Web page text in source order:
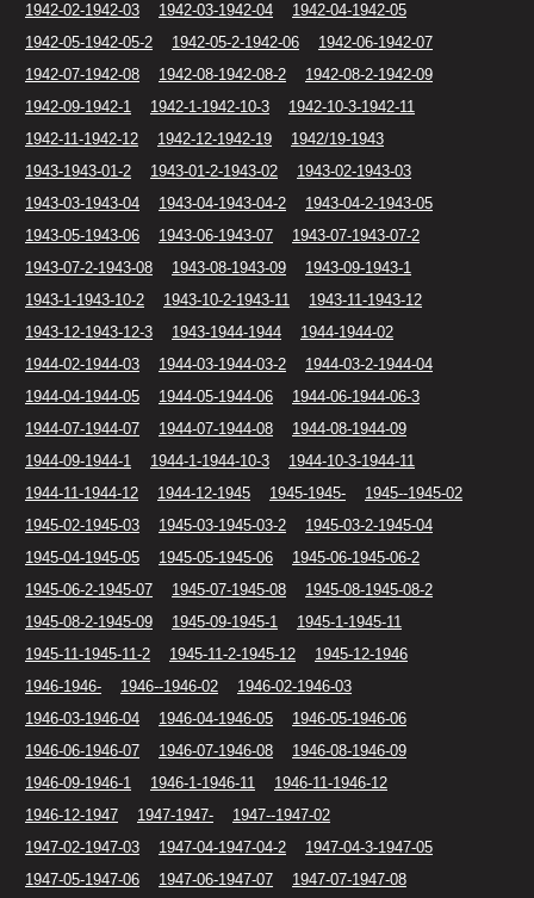
1942-02-1942-03
1942-03-1942-04
1942-04-1942-05
1942-05-1942-05-2
1942-05-2-1942-06
1942-06-1942-07
1942-07-1942-08
1942-08-1942-08-2
1942-08-2-1942-09
1942-09-1942-1
1942-1-1942-10-3
1942-10-3-1942-11
1942-11-1942-12
1942-12-1942-19
1942/19-1943
1943-1943-01-2
1943-01-2-1943-02
1943-02-1943-03
1943-03-1943-04
1943-04-1943-04-2
1943-04-2-1943-05
1943-05-1943-06
1943-06-1943-07
1943-07-1943-07-2
1943-07-2-1943-08
1943-08-1943-09
1943-09-1943-1
1943-1-1943-10-2
1943-10-2-1943-11
1943-11-1943-12
1943-12-1943-12-3
1943-1944-1944
1944-1944-02
1944-02-1944-03
1944-03-1944-03-2
1944-03-2-1944-04
1944-04-1944-05
1944-05-1944-06
1944-06-1944-06-3
1944-07-1944-07
1944-07-1944-08
1944-08-1944-09
1944-09-1944-1
1944-1-1944-10-3
1944-10-3-1944-11
1944-11-1944-12
1944-12-1945 1945-1945-
1945--1945-02
1945-02-1945-03
1945-03-1945-03-2
1945-03-2-1945-04
1945-04-1945-05
1945-05-1945-06
1945-06-1945-06-2
1945-06-2-1945-07
1945-07-1945-08
1945-08-1945-08-2
1945-08-2-1945-09
1945-09-1945-1
1945-1-1945-11
1945-11-1945-11-2
1945-11-2-1945-12
1945-12-1946
1946-1946-
1946--1946-02
1946-02-1946-03
1946-03-1946-04
1946-04-1946-05
1946-05-1946-06
1946-06-1946-07
1946-07-1946-08
1946-08-1946-09
1946-09-1946-1
1946-1-1946-11
1946-11-1946-12
1946-12-1947
1947-1947-
1947--1947-02
1947-02-1947-03
1947-04-1947-04-2
1947-04-3-1947-05
1947-05-1947-06
1947-06-1947-07
1947-07-1947-08